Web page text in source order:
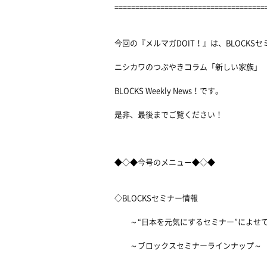
今回の『メルマガDOIT！』は、BLOCKSセ
ニシカワのつぶやきコラム「新しい家族」
BLOCKS Weekly News！です。
是非、最後までご覧ください！
◆◇◆今号のメニュー◆◇◆
◇BLOCKSセミナー情報
～“日本を元気にするセミナー”によせ
～ブロックスセミナーラインナップ～